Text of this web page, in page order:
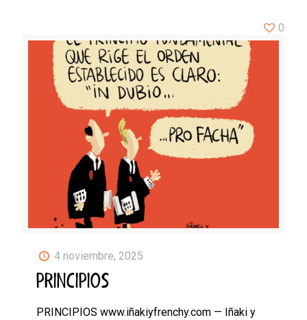
4 noviembre, 2025
PRINCIPIOS
PRINCIPIOS www.iñakiyfrenchy.com — Iñaki y
0